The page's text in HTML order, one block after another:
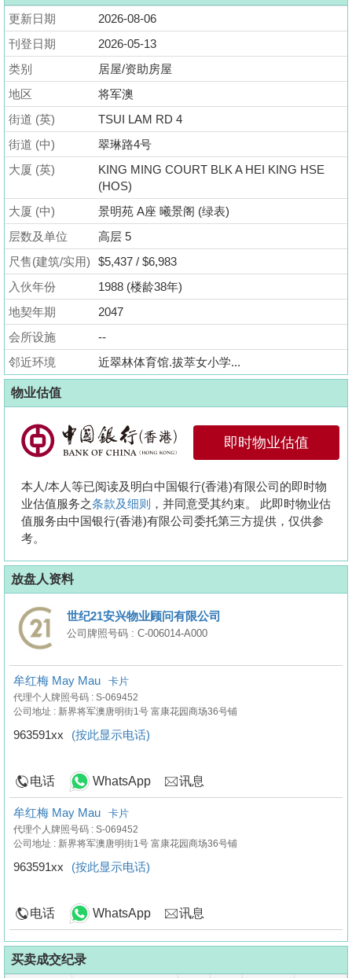
新
闻
数
据
公
布
置
业
手
册
关
於
我
们
更新日期
2026-08-06
刊登日期
2026-05-13
类别
居屋/资助房屋
地区
将军澳
街道 (英)
TSUI LAM RD 4
街道 (中)
翠琳路4号
大厦 (英)
KING MING COURT BLK A HEI KING HSE
(HOS)
大厦 (中)
景明苑 A座 曦景阁 (绿表)
层数及单位
高层 5
尺售(建筑/实用)
$5,437 / $6,983
入伙年份
1988 (楼龄38年)
地契年期
2047
会所设施
--
邻近环境
近翠林体育馆.拔萃女小学...
物业估值
即时物业估值
本人/本人等已阅读及明白中国银行(香港)有限公司的即时物
业估值服务之条款及细则 ，并同意受其约束。 此即时物业估
值服务由中国银行(香港)有限公司委托第三方提供，仅供参
考。
放盘人资料
世纪21安兴物业顾问有限公司
公司牌照号码 : C-006014-A000
牟红梅 May Mau 卡片
代理个人牌照号码 : S-069452
公司地址 : 新界将军澳唐明街1号 富康花园商场36号铺
963591xx (按此显示电话)
电话 WhatsApp 讯息
牟红梅 May Mau 卡片
代理个人牌照号码 : S-069452
公司地址 : 新界将军澳唐明街1号 富康花园商场36号铺
963591xx (按此显示电话)
电话 WhatsApp 讯息
买卖成交纪录